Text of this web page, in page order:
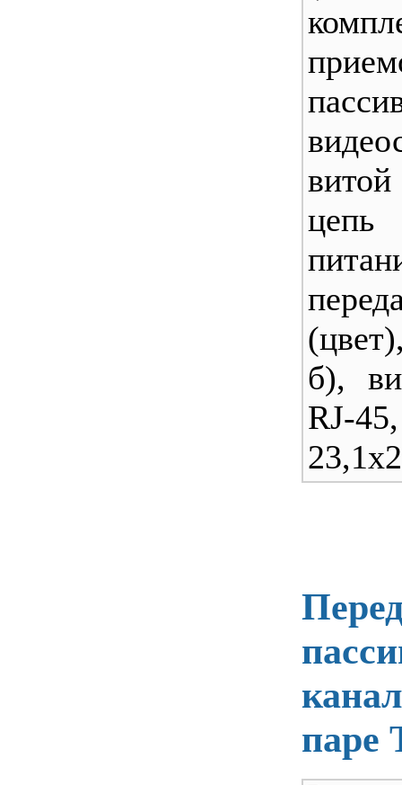
цепь
б),
RJ-
паре